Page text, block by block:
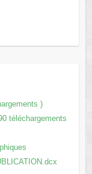
)
téléchargements